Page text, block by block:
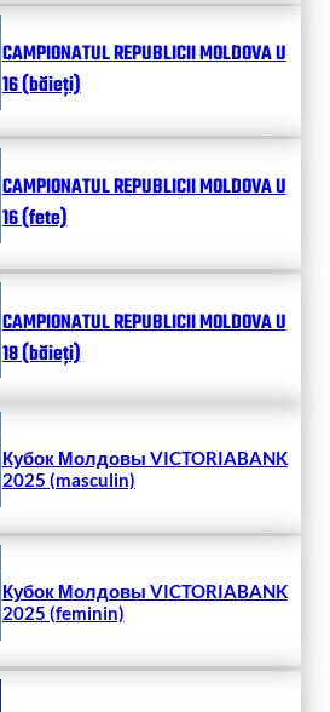
CAMPIONATUL REPUBLICII MOLDOVA U
16 (băieți)
CAMPIONATUL REPUBLICII MOLDOVA U
16 (fete)
CAMPIONATUL REPUBLICII MOLDOVA U
18 (băieți)
Кубок Молдовы VICTORIABANK
2025 (masculin)
Кубок Молдовы VICTORIABANK
2025 (feminin)